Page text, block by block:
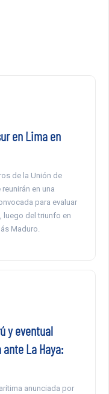
en Lima en
de la Unión de
en una
para evaluar
luego del triunfo en
Maduro.
y eventual
La Haya:
anunciada por